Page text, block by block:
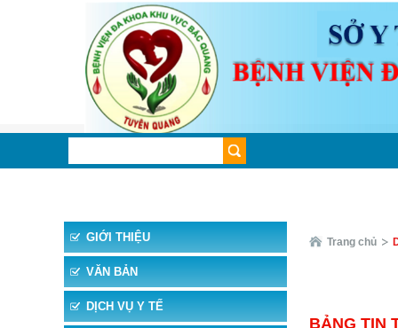
GIỚI THIỆU
VĂN BẢN
DỊCH VỤ Y TẾ
Trang chủ
BẢNG TIN